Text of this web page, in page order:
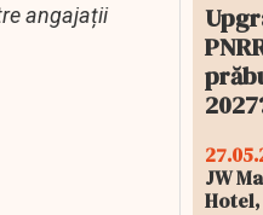
angajații
JW
Hotel,